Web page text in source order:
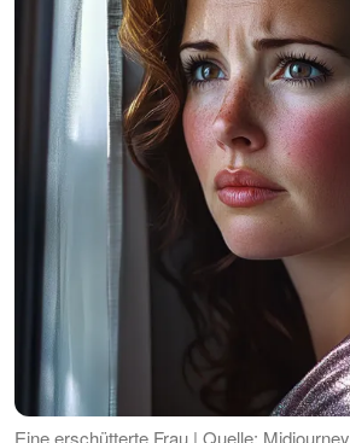
Eine erschütterte Frau | Quelle: Midjourney